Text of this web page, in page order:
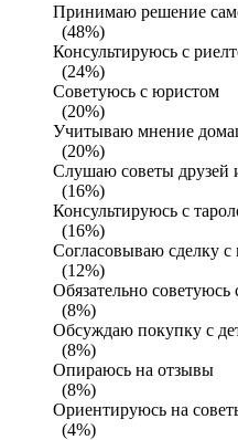
Принимаю решение
(48%)
Консультируюсь с
(24%)
Советуюсь с юристом
(20%)
Учитываю мнение
(20%)
Слушаю советы друзей
(16%)
Консультируюсь с
(16%)
Согласовываю сделку
(12%)
Обязательно советуюсь
(8%)
Обсуждаю покупку с
(8%)
Опираюсь на отзывы
(8%)
Ориентируюсь на
(4%)